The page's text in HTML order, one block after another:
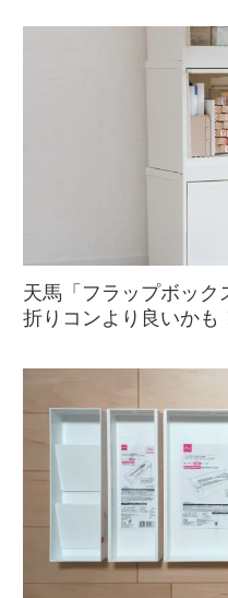
天馬「フラップボック
折りコンより良いかも